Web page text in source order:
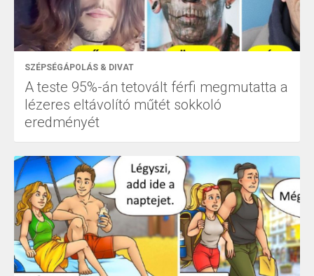
SZÉPSÉGÁPOLÁS & DIVAT
A teste 95%-án tetovált férfi megmutatta a
lézeres eltávolító műtét sokkoló
eredményét